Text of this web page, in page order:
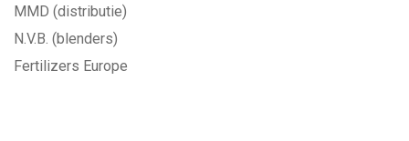
MMD (distributie)
N.V.B. (blenders)
Fertilizers Europe